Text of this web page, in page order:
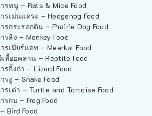
รหนู – Rats & Mice Food
รเม่นแคระ – Hedgehog Food
รกระรอกดิน – Prairie Dog Food
รลิง – Monkey Food
รเมียร์แคท – Meerkat Food
ลี้อยคลาน – Reptile Food
รกิ้งก่า – Lizard Food
รงู – Snake Food
รเต่า – Turtle and Tortoise Food
รกบ – Frog Food
Bird Food